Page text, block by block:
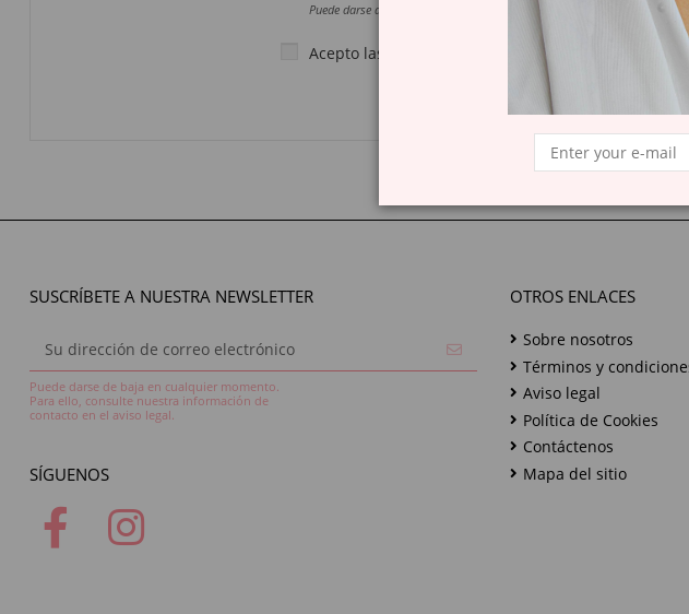
Puede darse de baja en cualquier momento. Para ello, consulte nuestra
Acepto las condiciones generales y la política de
SUSCRÍBETE A NUESTRA NEWSLETTER
Puede darse de baja en cualquier momento.
Para ello, consulte nuestra información de
contacto en el aviso legal.
SÍGUENOS
OTROS ENLACES
Sobre nosotros
Términos y
Aviso legal
Política de Cookies
Contáctenos
Mapa del sitio